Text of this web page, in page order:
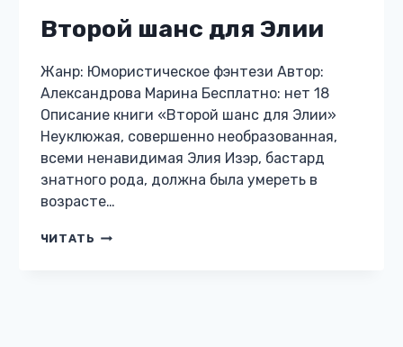
Второй шанс для Элии
Жанр: Юмористическое фэнтези Автор:
Александрова Марина Бесплатно: нет 18
Описание книги «Второй шанс для Элии»
Неуклюжая, совершенно необразованная,
всеми ненавидимая Элия Изэр, бастард
знатного рода, должна была умереть в
возрасте…
ЧИТАТЬ ВТОРОЙ